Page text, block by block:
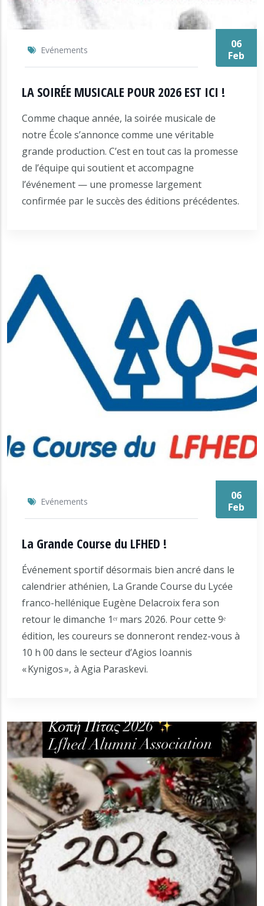
Evénements
06
Feb
LA SOIRÉE MUSICALE POUR 2026 EST ICI !
Comme chaque année, la soirée musicale de
notre École s’annonce comme une véritable
grande production. C’est en tout cas la promesse
de l’équipe qui soutient et accompagne
l’événement — une promesse largement
confirmée par le succès des éditions précédentes.
Evénements
06
Feb
La Grande Course du LFHED !
Événement sportif désormais bien ancré dans le
calendrier athénien, La Grande Course du Lycée
franco-hellénique Eugène Delacroix fera son
retour le dimanche 1ᵉʳ mars 2026. Pour cette 9ᵉ
édition, les coureurs se donneront rendez-vous à
10 h 00 dans le secteur d’Agios Ioannis
« Kynigos », à Agia Paraskevi.